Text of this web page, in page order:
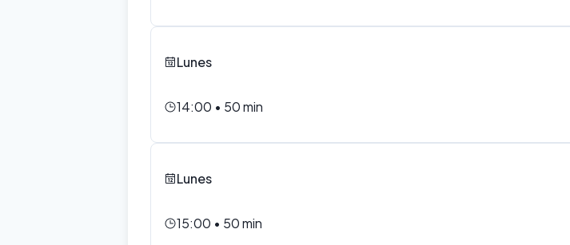
Lunes
14:00 • 50min
Lunes
15:00 • 50min